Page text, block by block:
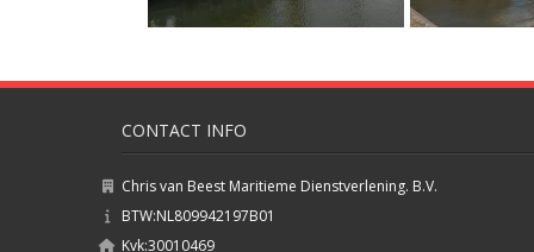
CONTACT INFO
Chris van Beest Maritieme Dienstverlening. B.V.
BTW:NL809942197B01
Kvk:30010469